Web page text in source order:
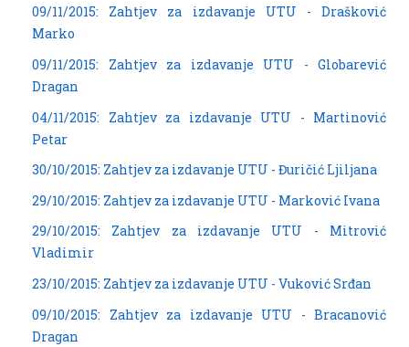
09/11/2015: Zahtjev za izdavanje UTU - Drašković
Marko
09/11/2015: Zahtjev za izdavanje UTU - Globarević
Dragan
04/11/2015: Zahtjev za izdavanje UTU - Martinović
Petar
30/10/2015: Zahtjev za izdavanje UTU - Đuričić Ljiljana
29/10/2015: Zahtjev za izdavanje UTU - Marković Ivana
29/10/2015: Zahtjev za izdavanje UTU - Mitrović
Vladimir
23/10/2015: Zahtjev za izdavanje UTU - Vuković Srđan
09/10/2015: Zahtjev za izdavanje UTU - Bracanović
Dragan